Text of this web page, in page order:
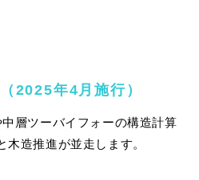
2025年4月施行）
層ツーバイフォーの構造計算
造推進が並走します。